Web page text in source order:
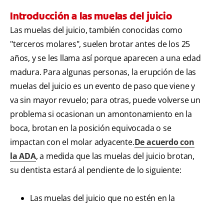
Introducción a las muelas del juicio
Las muelas del juicio, también conocidas como
"terceros molares", suelen brotar antes de los 25
años, y se les llama así porque aparecen a una edad
madura. Para algunas personas, la erupción de las
muelas del juicio es un evento de paso que viene y
va sin mayor revuelo; para otras, puede volverse un
problema si ocasionan un amontonamiento en la
boca, brotan en la posición equivocada o se
impactan con el molar adyacente.De acuerdo con
la ADA, a medida que las muelas del juicio brotan,
su dentista estará al pendiente de lo siguiente:
Las muelas del juicio que no estén en la